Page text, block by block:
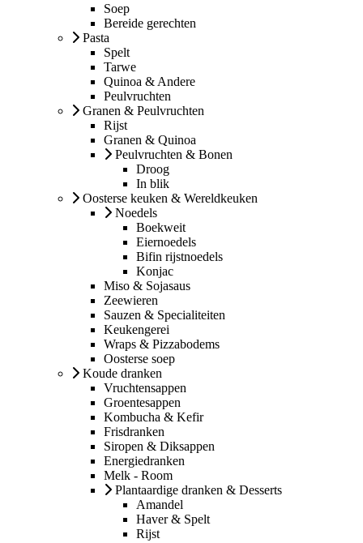
Soep
Bereide gerechten
Pasta
Spelt
Tarwe
Quinoa & Andere
Peulvruchten
Granen & Peulvruchten
Rijst
Granen & Quinoa
Peulvruchten & Bonen
Droog
In blik
Oosterse keuken & Wereldkeuken
Noedels
Boekweit
Eiernoedels
Bifin rijstnoedels
Konjac
Miso & Sojasaus
Zeewieren
Sauzen & Specialiteiten
Keukengerei
Wraps & Pizzabodems
Oosterse soep
Koude dranken
Vruchtensappen
Groentesappen
Kombucha & Kefir
Frisdranken
Siropen & Diksappen
Energiedranken
Melk - Room
Plantaardige dranken & Desserts
Amandel
Haver & Spelt
Rijst